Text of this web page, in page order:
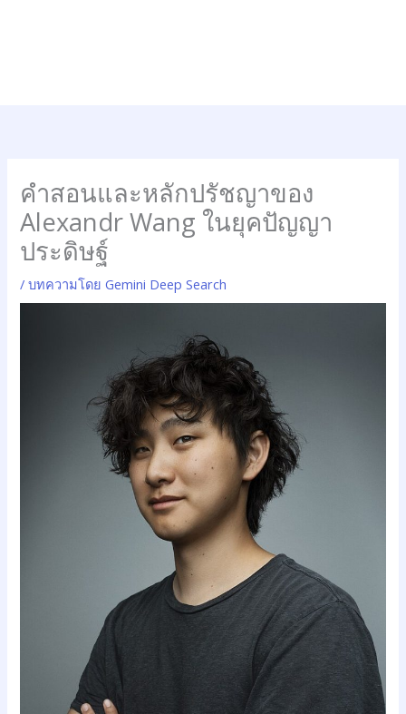
คำสอนและหลักปรัชญาของ
Alexandr Wang ในยุคปัญญา
ประดิษฐ์
/บทความโดย Gemini Deep Search